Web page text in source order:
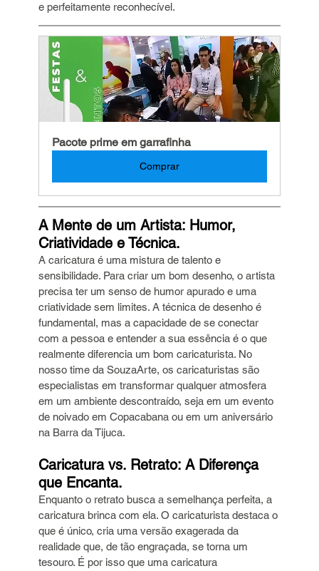
e perfeitamente reconhecível.
Pacote prime em garrafinha
Comprar
A Mente de um Artista: Humor,
Criatividade e Técnica.
A caricatura é uma mistura de talento e
sensibilidade. Para criar um bom desenho, o artista
precisa ter um senso de humor apurado e uma
criatividade sem limites. A técnica de desenho é
fundamental, mas a capacidade de se conectar
com a pessoa e entender a sua essência é o que
realmente diferencia um bom caricaturista. No
nosso time da SouzaArte, os caricaturistas são
especialistas em transformar qualquer atmosfera
em um ambiente descontraído, seja em um evento
de noivado em Copacabana ou em um aniversário
na Barra da Tijuca.
Caricatura vs. Retrato: A Diferença
que Encanta.
Enquanto o retrato busca a semelhança perfeita, a
caricatura brinca com ela. O caricaturista destaca o
que é único, cria uma versão exagerada da
realidade que, de tão engraçada, se torna um
tesouro. É por isso que uma caricatura